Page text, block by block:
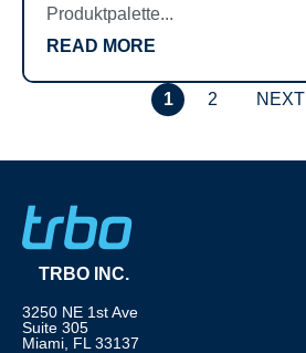
Produktpalette...
READ MORE
1 2 NEXT
TRBO INC.
3250 NE 1st Ave
Suite 305
Miami, FL 33137